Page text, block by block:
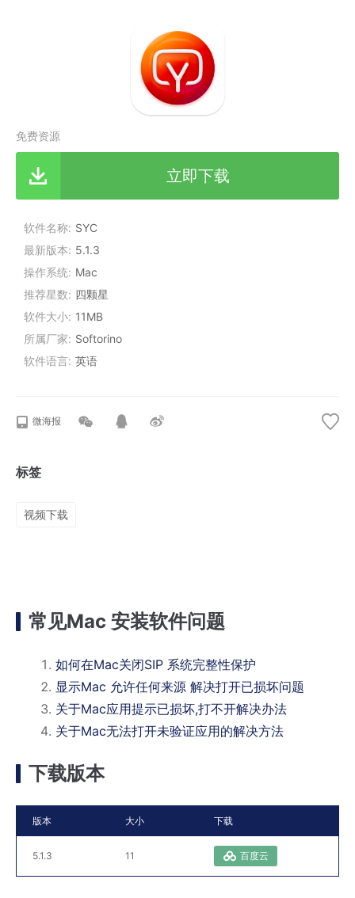
免费资源
立即下载
软件名称 SYC
最新版本
5.1.3
操作系统 Mac
推荐星数
四颗星
软件大小 11MB
所属厂家
Softorino
软件语言 英语
微海报
标签
视频下载
常见Mac 安装软件问题
如何在Mac关闭SIP 系统完整性保护
显示Mac 允许任何来源 解决打开已损坏问题
关于Mac应用提示已损坏,打不开解决办法
关于Mac无法打开未验证应用的解决方法
下载版本
版本 大小 下载
5.1.3 11 百度云